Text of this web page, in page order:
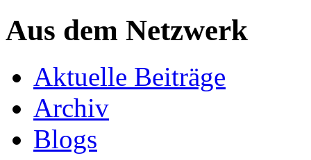
Aus dem Netzwerk
Aktuelle Beiträge
Archiv
Blogs